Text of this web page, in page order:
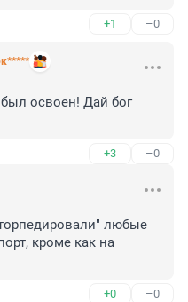
+1 –0
освоен! Дай бог
+3 –0
любые
кроме как на
+0 –0